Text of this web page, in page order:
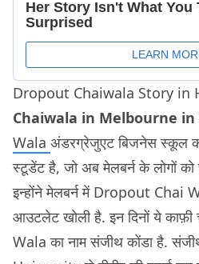
Dropout Chaiwala Story in
Chaiwala in Melbourne in
Wala अंडरग्रेजुएट बिजनेस स्कूल
स्टूडेंट है, जो अब मेलबर्न के लोगों को
इन्होंने मेलबर्न में Dropout Chai
आउटलेट खोली है. इन दिनों ये
Wala का नाम संजीथ कोंडा है.